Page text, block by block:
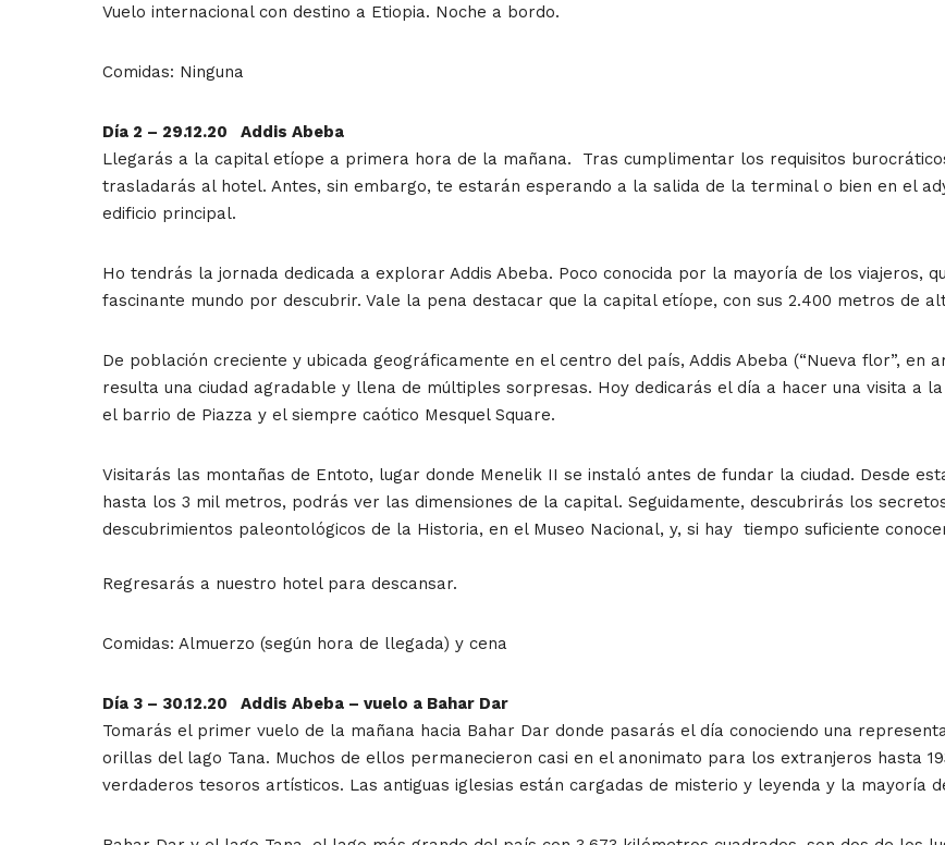
Vuelo internacional con destino a Etiopia. Noche a bordo.
Comidas: Ninguna
Día 2 – 29.12.20 Addis Abeba
Llegarás a la capital etíope a primera hora de la mañana. Tras cumplimentar los requisitos
trasladarás al hotel. Antes, sin embargo, te estarán esperando a la salida de la terminal o bien en el
edificio principal.
Ho tendrás la jornada dedicada a explorar Addis Abeba. Poco conocida por la mayoría de los viajeros,
fascinante mundo por descubrir. Vale la pena destacar que la capital etíope, con sus 2.400 metros de
De población creciente y ubicada geográficamente en el centro del país, Addis Abeba (“Nueva flor”, en
resulta una ciudad agradable y llena de múltiples sorpresas. Hoy dedicarás el día a hacer una visita a
el barrio de Piazza y el siempre caótico Mesquel Square.
Visitarás las montañas de Entoto, lugar donde Menelik II se instaló antes de fundar la ciudad. Desde
hasta los 3 mil metros, podrás ver las dimensiones de la capital. Seguidamente, descubrirás los
descubrimientos paleontológicos de la Historia, en el Museo Nacional, y, si hay tiempo suficiente
Regresarás a nuestro hotel para descansar.
Comidas: Almuerzo (según hora de llegada) y cena
Día 3 – 30.12.20 Addis Abeba – vuelo a Bahar Dar
Tomarás el primer vuelo de la mañana hacia Bahar Dar donde pasarás el día conociendo una
orillas del lago Tana. Muchos de ellos permanecieron casi en el anonimato para los extranjeros hasta
verdaderos tesoros artísticos. Las antiguas iglesias están cargadas de misterio y leyenda y la mayoría